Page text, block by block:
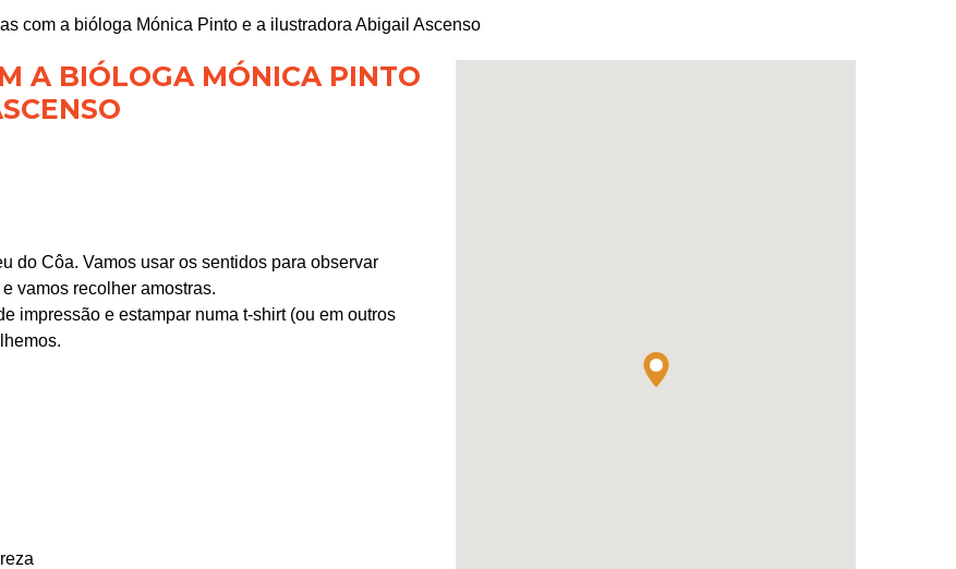
com a bióloga Mónica Pinto e a ilustradora Abigail Ascenso
A BIÓLOGA MÓNICA PINTO
do Côa. Vamos usar os sentidos para observar
vamos recolher amostras.
impressão e estampar numa t-shirt (ou em outros